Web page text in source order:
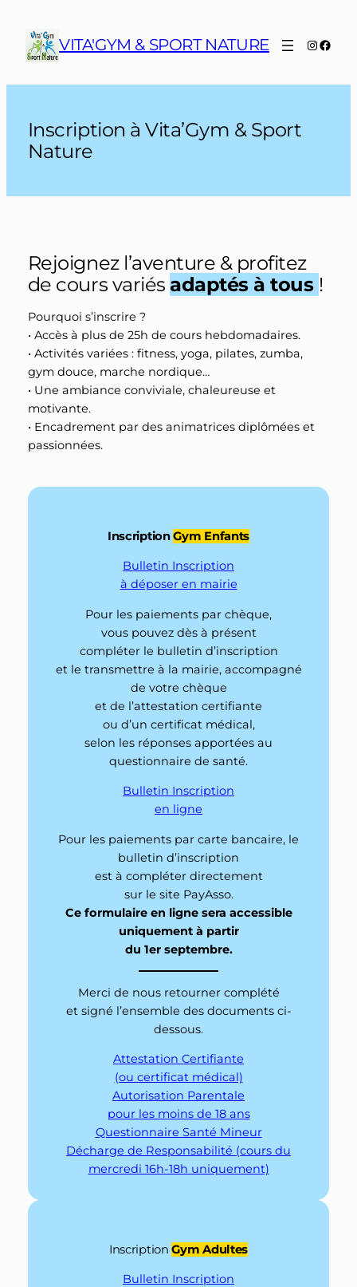
contenu VITA'GYM & SPORT NATURE
Inscription à Vita’Gym & Sport
Nature
Rejoignez l’aventure & profitez
de cours variés adaptés à tous !
Pourquoi s’inscrire ?
•Accès à plus de 25h de cours hebdomadaires.
•Activités variées : fitness, yoga, pilates, zumba,
gym douce, marche nordique…
•Une ambiance conviviale, chaleureuse et
motivante.
•Encadrement par des animatrices diplômées et
passionnées.
InscriptionGym Enfants
Bulletin Inscription
à déposer en mairie
Pour les paiements par chèque,
vous pouvez dès à présent
compléter le bulletin d’inscription
et le transmettre à la mairie, accompagné
de votre chèque
et de l’attestation certifiante
ou d’un certificat médical,
selon les réponses apportées au
questionnaire de santé.
Bulletin Inscription
en ligne
Pour les paiements par carte bancaire, le
bulletin d’inscription
est à compléter directement
sur le site PayAsso.
Ce formulaire en ligne sera accessible
uniquement à partir
du 1er septembre.
Merci de nous retourner complété
et signé l’ensemble des documents ci-
dessous.
Attestation Certifiante
(ou certificat médical)
Autorisation Parentale
pour les moins de 18 ans
Questionnaire Santé Mineur
Décharge de Responsabilité (cours du
mercredi 16h-18h uniquement)
InscriptionGym Adultes
Bulletin Inscription